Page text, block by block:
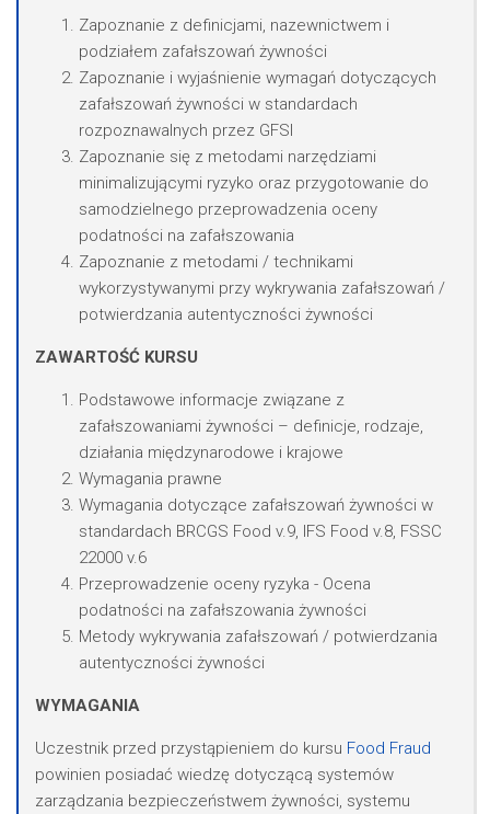
Zapoznanie z definicjami, nazewnictwem i
podziałem zafałszowań żywności
Zapoznanie i wyjaśnienie wymagań dotyczących
zafałszowań żywności w standardach
rozpoznawalnych przez GFSI
Zapoznanie się z metodami narzędziami
minimalizującymi ryzyko oraz przygotowanie do
samodzielnego przeprowadzenia oceny
podatności na zafałszowania
Zapoznanie z metodami / technikami
wykorzystywanymi przy wykrywania zafałszowań /
potwierdzania autentyczności żywności
ZAWARTOŚĆ KURSU
Podstawowe informacje związane z
zafałszowaniami żywności – definicje, rodzaje,
działania międzynarodowe i krajowe
Wymagania prawne
Wymagania dotyczące zafałszowań żywności w
standardach BRCGS Food v.9, IFS Food v.8, FSSC
22000 v.6
Przeprowadzenie oceny ryzyka - Ocena
podatności na zafałszowania żywności
Metody wykrywania zafałszowań / potwierdzania
autentyczności żywności
WYMAGANIA
Uczestnik przed przystąpieniem do kursu Food Fraud
powinien posiadać wiedzę dotyczącą systemów
zarządzania bezpieczeństwem żywności, systemu